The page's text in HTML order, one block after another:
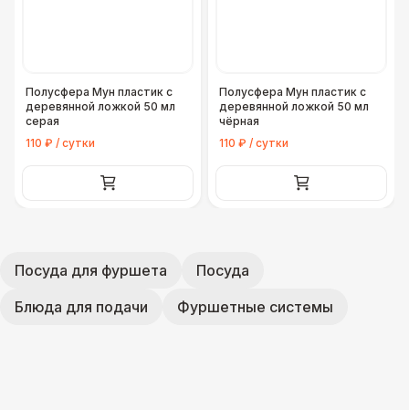
Полусфера Мун пластик с
деревянной ложкой 50 мл
серая
110 ₽ / сутки
Полусфера Мун пластик с
деревянной ложкой 50 мл
чёрная
110 ₽ / сутки
Посуда для фуршета
Посуда
Блюда для подачи
Фуршетные системы